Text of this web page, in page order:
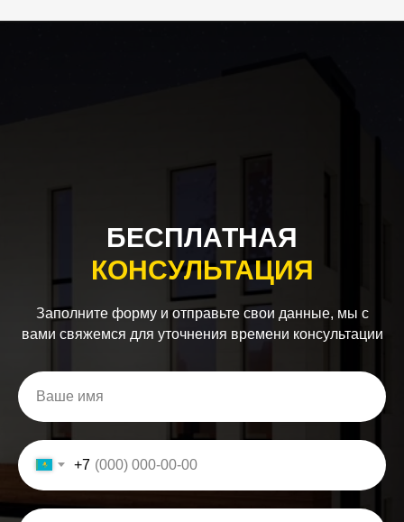
БЕСПЛАТНАЯ
КОНСУЛЬТАЦИЯ
Заполните форму и отправьте свои данные, мы с
вами свяжемся для уточнения времени консультации
+7